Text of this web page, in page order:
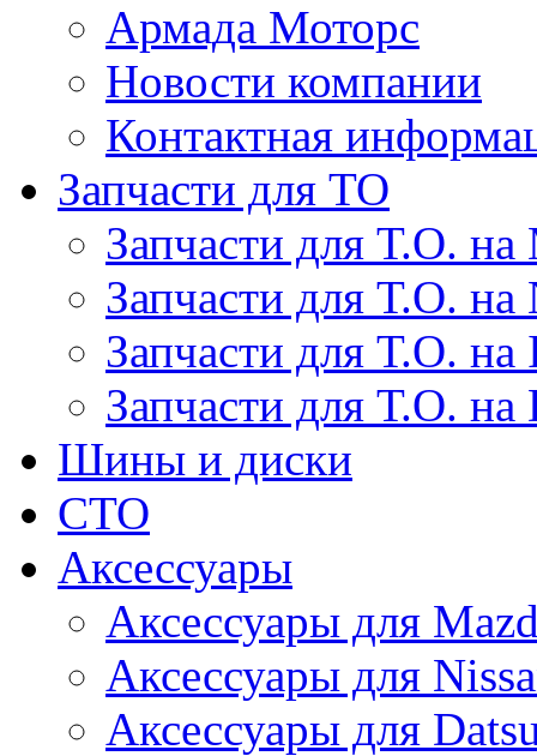
Армада Моторс
Новости компании
Контактная
Запчасти для ТО
Запчасти для Т.О. на
Запчасти для Т.О. на
Запчасти для Т.О.
Запчасти для Т.О. на
Шины и диски
СТО
Аксессуары
Аксессуары для
Аксессуары для
Аксессуары для